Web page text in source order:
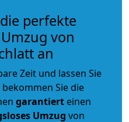
perfekte
von
an
Zeit und lassen Sie
Sie die
garantiert einen
Umzug von